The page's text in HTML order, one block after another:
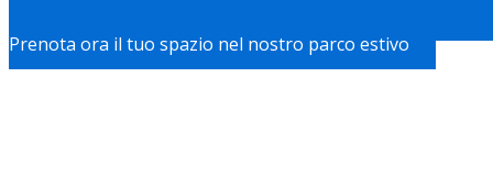
Prenota ora il tuo spazio nel nostro parco estivo